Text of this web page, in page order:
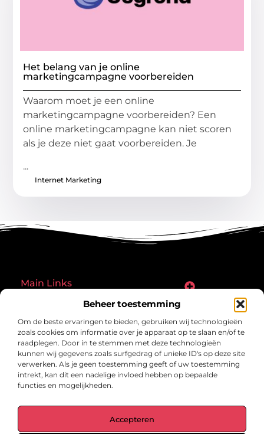
Beheer toestemming
Om de beste ervaringen te bieden, gebruiken wij technologieën
zoals cookies om informatie over je apparaat op te slaan en/of te
raadplegen. Door in te stemmen met deze technologieën
kunnen wij gegevens zoals surfgedrag of unieke ID's op deze site
verwerken. Als je geen toestemming geeft of uw toestemming
intrekt, kan dit een nadelige invloed hebben op bepaalde
functies en mogelijkheden.
Accepteren
Het belang van je online
marketingcampagne voorbereiden
Waarom moet je een online
marketingcampagne voorbereiden? Een
online marketingcampagne kan niet scoren
als je deze niet gaat voorbereiden. Je
...
Internet Marketing
Main Links
inspirerende verhalen.